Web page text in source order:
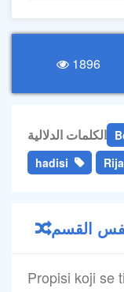
1896
الكلمات الدلالية
hadisi
القسم
Propisi koji se